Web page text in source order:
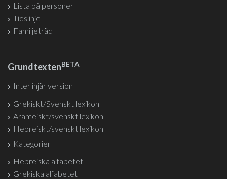
Lista på personer
Tidslinje
Familjeträd
GrundtextenBETA
Interlinjär version
Grekiskt/Svenskt lexikon
Arameiskt/svenskt lexikon
Hebreiskt/svenskt lexikon
Kategorier
Hebreiska alfabetet
Grekiska alfabetet